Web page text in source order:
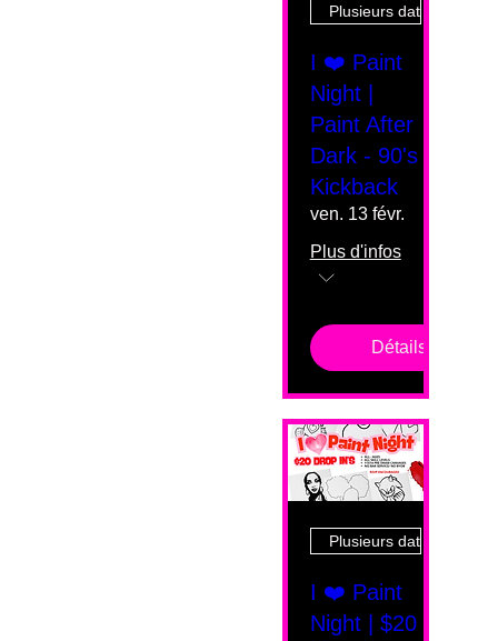
Plusieurs dates
I ❤️ Paint
Night |
Paint After
Dark - 90's
Kickback
ven. 13 févr.
Plus d'infos
Détails
Plusieurs dates
I ❤️ Paint
Night | $20